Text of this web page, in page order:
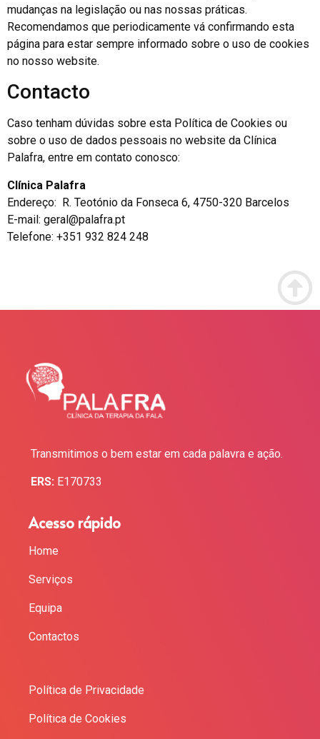
mudanças na legislação ou nas nossas práticas.
Recomendamos que periodicamente vá confirmando esta
página para estar sempre informado sobre o uso de cookies
no nosso website.
Contacto
Caso tenham dúvidas sobre esta Política de Cookies ou
sobre o uso de dados pessoais no website da Clínica
Palafra, entre em contato conosco:
Clínica Palafra
Endereço: R. Teotónio da Fonseca 6, 4750-320 Barcelos
E-mail: geral@palafra.pt
Telefone: +351 932 824 248
Transmitimos o bem estar em cada palavra e ação.
ERS: E170733
Acesso rápido
Home
Serviços
Equipa
Contactos
Política de Privacidade
Política de Cookies